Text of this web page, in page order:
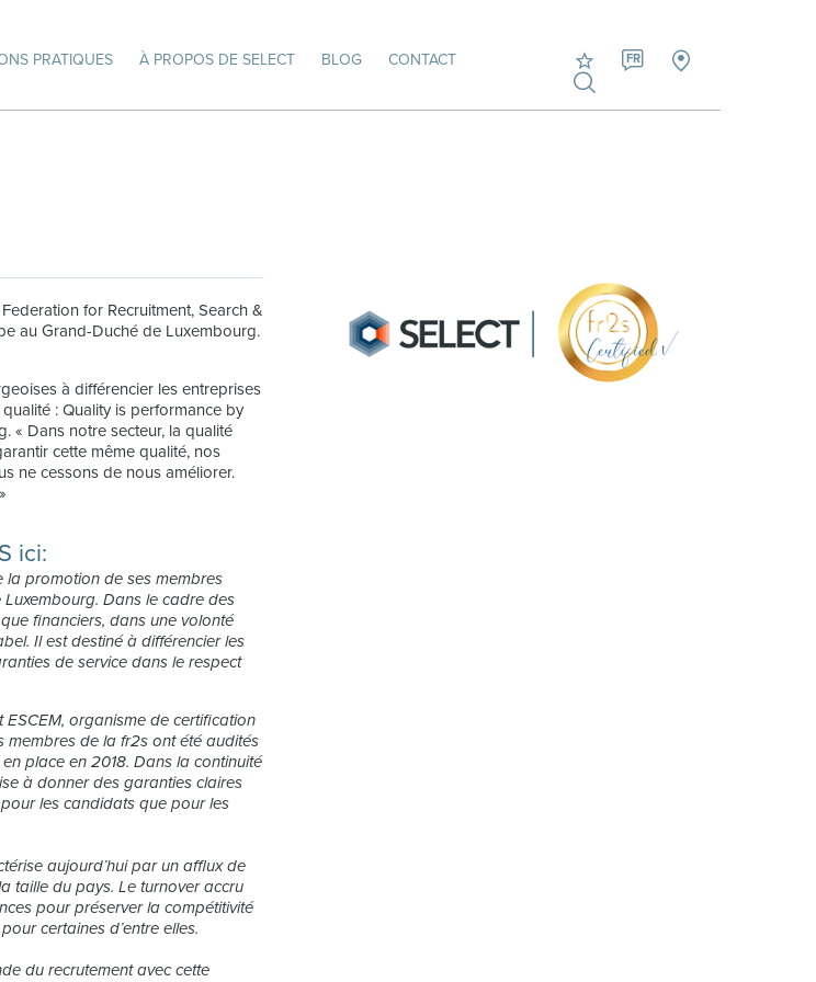
PRATIQUES À PROPOS DE SELECT BLOG
CONTACT
FR
for Recruitment, Search &
au Grand-Duché de Luxembourg.
à différencier les entreprises
: Quality is performance by
« Dans notre secteur, la qualité
cette même qualité, nos
ne cessons de nous améliorer.
ici:
la promotion de ses membres
Dans le cadre des
financiers, dans une volonté
Il est destiné à différencier les
de service dans le respect
organisme de certification
membres de la fr2s ont été audités
place en 2018. Dans la continuité
à donner des garanties claires
les candidats que pour les
aujourd’hui par un afflux de
taille du pays. Le turnover accru
pour préserver la compétitivité
certaines d’entre elles.
du recrutement avec cette